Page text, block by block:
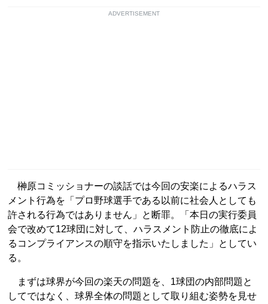
ADVERTISEMENT
榊原コミッショナーの談話では今回の安楽によるハラス
メント行為を「プロ野球選手である以前に社会人としても
許される行為ではありません」と断罪。「本日の実行委員
会で改めて12球団に対して、ハラスメント防止の徹底によ
るコンプライアンスの順守を指示いたしました」としてい
る。
まずは球界が今回の楽天の問題を、1球団の内部問題と
してではなく、球界全体の問題として取り組む姿勢を見せ